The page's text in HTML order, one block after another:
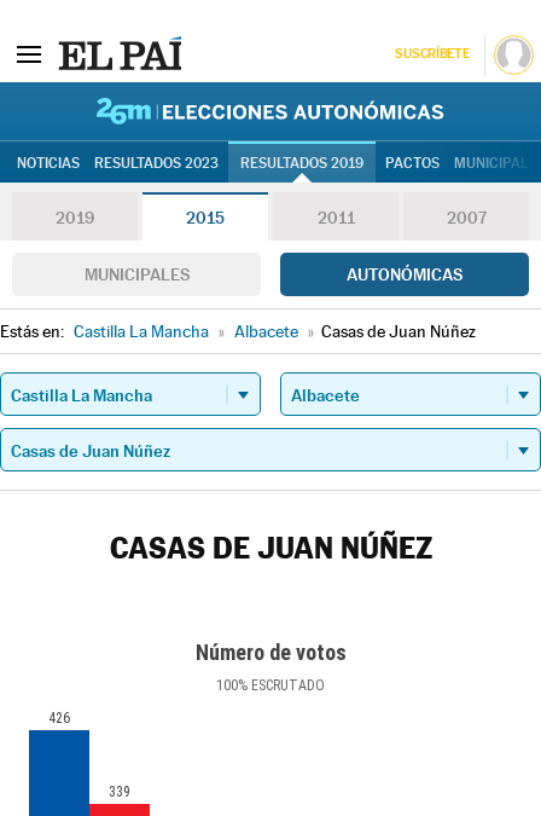
SUSCRÍBETE
NOTICIAS RESULTADOS 2023 RESULTADOS 2019 PACTOS
2019 2015 2011 2007
MUNICIPALES AUTONÓMICAS
Estás en: Castilla La Mancha » Albacete » Casas de Juan Núñez
CASAS DE JUAN NÚÑEZ
Número de votos
100% ESCRUTADO
426
339